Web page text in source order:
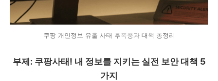
쿠팡 개인정보 유출 사태 후폭풍과 대책 총정리
부제: 쿠팡사태! 내 정보를 지키는 실전 보안 대책 5
가지